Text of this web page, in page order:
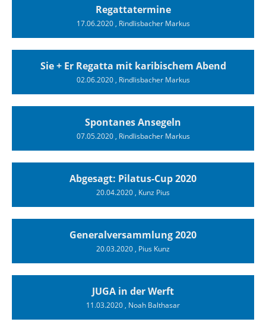
Regattatermine
17.06.2020, Rindlisbacher Markus
Sie + Er Regatta mit karibischem Abend
02.06.2020, Rindlisbacher Markus
Spontanes Ansegeln
07.05.2020, Rindlisbacher Markus
Abgesagt: Pilatus-Cup 2020
20.04.2020, Kunz Pius
Generalversammlung 2020
20.03.2020, Pius Kunz
JUGA in der Werft
11.03.2020, Noah Balthasar